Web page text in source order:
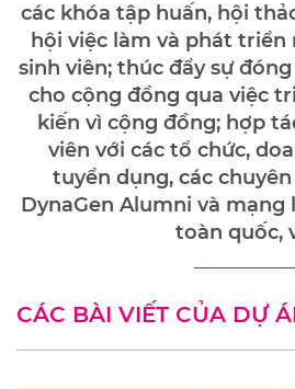
các khóa tập huấn, hội
hội việc làm và phát triển
sinh viên; thúc đẩy sự
cho cộng đồng qua việc
kiến vì cộng đồng; hợp
viên với các tổ chức,
tuyển dụng, các
DynaGen Alumni và mạng
toàn quốc,
CÁC BÀI VIẾT CỦA DỰ